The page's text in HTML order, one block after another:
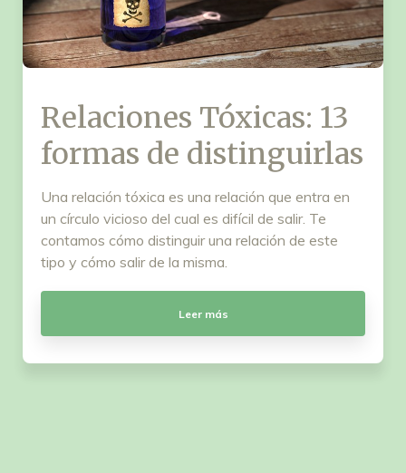
Relaciones Tóxicas: 13
formas de distinguirlas
Una relación tóxica es una relación que entra en
un círculo vicioso del cual es difícil de salir. Te
contamos cómo distinguir una relación de este
tipo y cómo salir de la misma.
Leer más